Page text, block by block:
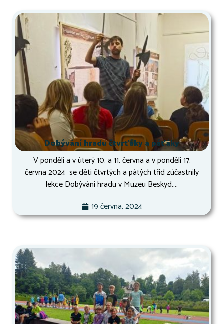
Dobývání hradu čtvrťáky a páťáky
V pondělí a v úterý 10. a 11. června a v pondělí 17.
června 2024 se děti čtvrtých a pátých tříd zúčastnily
lekce Dobývání hradu v Muzeu Beskyd....
19 června, 2024